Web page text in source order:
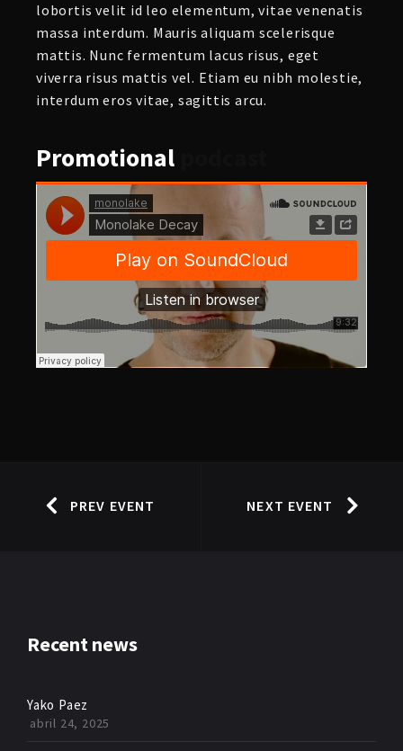
lobortis velit id leo elementum, vitae venenatis
massa interdum. Mauris aliquam scelerisque
mattis. Nunc fermentum lacus risus, eget
viverra risus mattis vel. Etiam eu nibh molestie,
interdum eros vitae, sagittis arcu.
Promotional
PREV EVENT NEXT EVENT
Recent news
Yako Paez
abril 24, 2025